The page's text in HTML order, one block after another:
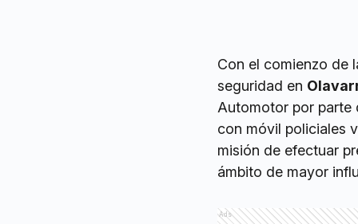
Con el comienzo de
seguridad en
Automotor por parte
con móvil policiales
misión de efectuar
ámbito de mayor
Ads